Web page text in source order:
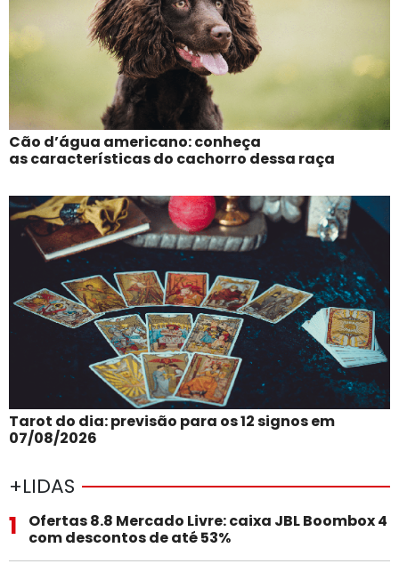
Cão d’água americano: conheça
as características do cachorro dessa raça
Tarot do dia: previsão para os 12 signos em
07/08/2026
+LIDAS
1
Ofertas 8.8 Mercado Livre: caixa JBL Boombox 4
com descontos de até 53%